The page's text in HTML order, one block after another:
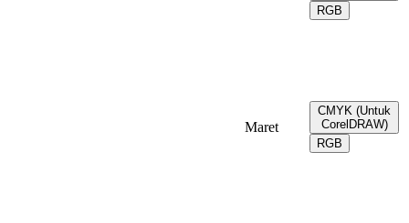
RGB
Maret
CMYK (Untuk
CorelDRAW)
RGB